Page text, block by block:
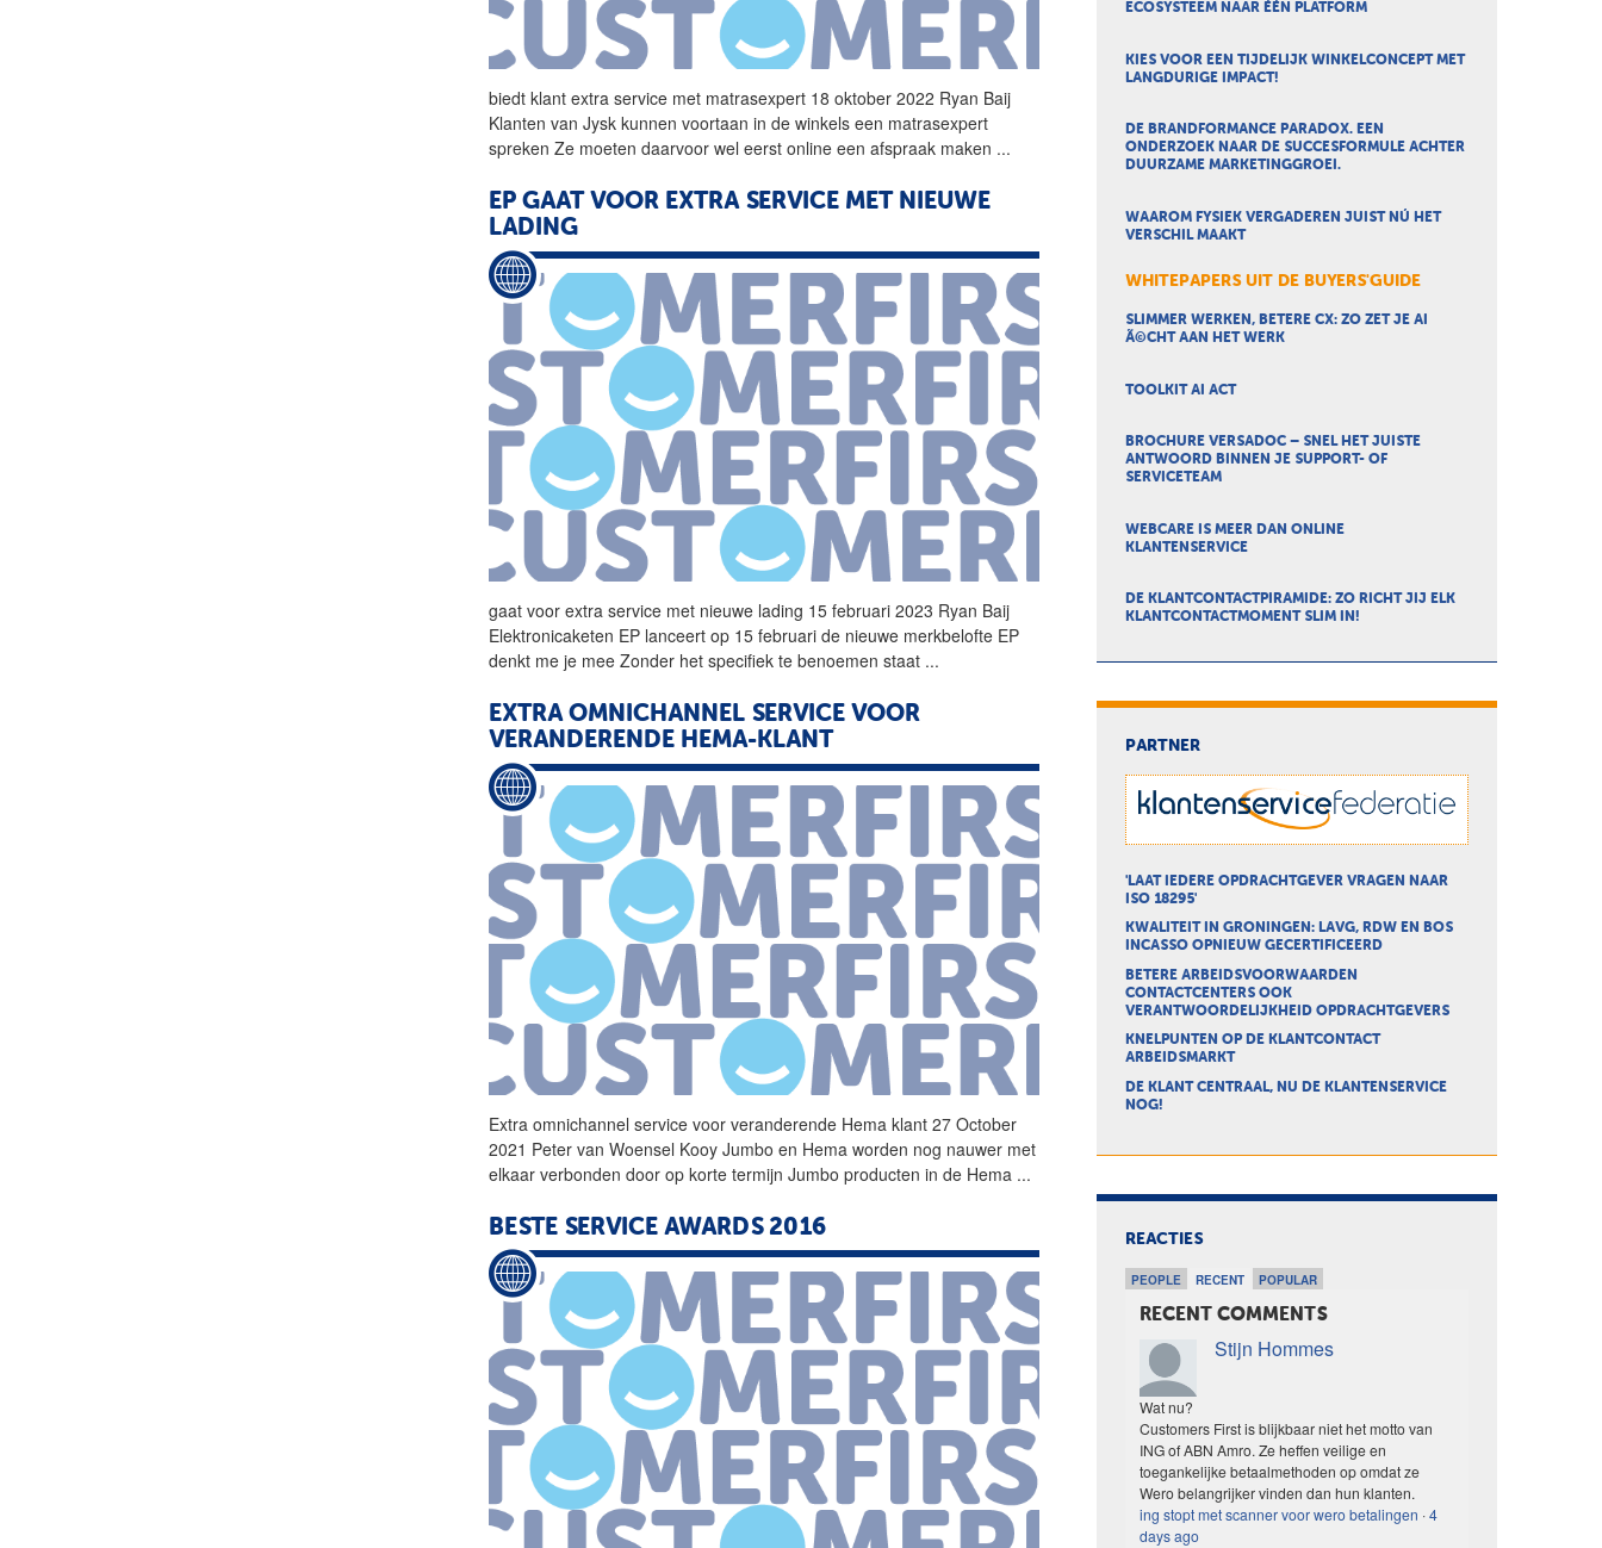
biedt klantextra service met matrasexpert 18 oktober 2022 Ryan Baij
Klanten van Jysk kunnen voortaan in de winkels een matrasexpert
spreken Ze moeten daarvoor wel eerst online een afspraak maken ...
EP GAAT VOOR EXTRA SERVICE MET NIEUWE
LADING
gaat voorextra service met nieuwe lading 15 februari 2023 Ryan Baij
Elektronicaketen EP lanceert op 15 februari de nieuwe merkbelofte EP
denkt me je mee Zonder het specifiek te benoemen staat ...
EXTRAOMNICHANNEL SERVICE VOOR
VERANDERENDE HEMA-KLANT
Extra omnichannelservice voor veranderende Hema klant 27 October
2021 Peter van Woensel Kooy Jumbo en Hema worden nog nauwer met
elkaar verbonden door op korte termijn Jumbo producten in de Hema ...
BESTE SERVICE AWARDS 2016
ECOSYSTEEM NAAR ÉÉN PLATFORM
KIES VOOR EEN TIJDELIJK WINKELCONCEPT MET
LANGDURIGE IMPACT!
DE BRANDFORMANCE PARADOX. EEN
ONDERZOEK NAAR DE SUCCESFORMULE ACHTER
DUURZAME MARKETINGGROEI.
WAAROM FYSIEK VERGADEREN JUIST NÚ HET
VERSCHIL MAAKT
WHITEPAPERS UIT DE BUYERS'GUIDE
SLIMMER WERKEN, BETERE CX: ZO ZET JE AI
Ã©CHT AAN HET WERK
TOOLKIT AI ACT
BROCHURE VERSADOC – SNEL HET JUISTE
ANTWOORD BINNEN JE SUPPORT- OF
SERVICETEAM
WEBCARE IS MEER DAN ONLINE
KLANTENSERVICE
DE KLANTCONTACTPIRAMIDE: ZO RICHT JIJ ELK
KLANTCONTACTMOMENT SLIM IN!
PARTNER
'LAAT IEDERE OPDRACHTGEVER VRAGEN NAAR
ISO 18295'
KWALITEIT IN GRONINGEN: LAVG, RDW EN BOS
INCASSO OPNIEUW GECERTIFICEERD
BETERE ARBEIDSVOORWAARDEN
CONTACTCENTERS OOK
VERANTWOORDELIJKHEID OPDRACHTGEVERS
KNELPUNTEN OP DE KLANTCONTACT
ARBEIDSMARKT
DE KLANT CENTRAAL, NU DE KLANTENSERVICE
NOG!
REACTIES
PEOPLE RECENT POPULAR
RECENT COMMENTS
Stijn Hommes
Wat nu?
Customers First is blijkbaar niet het motto van
ING of ABN Amro. Ze heffen veilige en
toegankelijke betaalmethoden op omdat ze
Wero belangrijker vinden dan hun klanten.
ing stopt met scanner voor wero betalingen ·4
days ago